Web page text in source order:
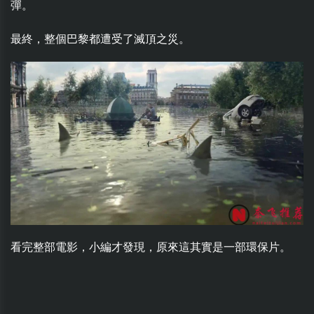
彈。
最終，整個巴黎都遭受了滅頂之災。
看完整部電影，小編才發現，原來這其實是一部環保片。